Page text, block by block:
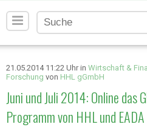
21.05.2014 11:22 Uhr in Wirtschaft &
Forschung von HHL gGmbH
Juni und Juli 2014: Online das
Programm von HHL und